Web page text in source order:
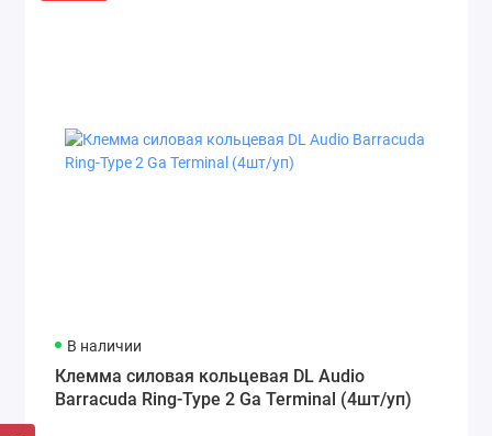
В наличии
Клемма силовая кольцевая DL Audio
Barracuda Ring-Type 2 Ga Terminal (4шт/уп)